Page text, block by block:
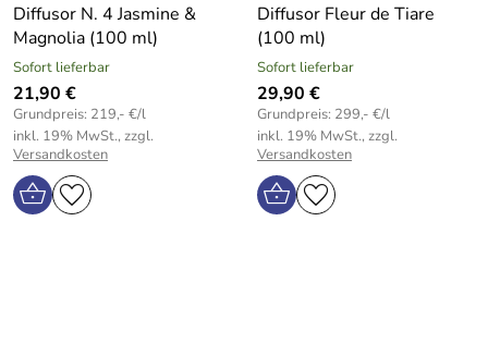
Diffusor N. 4 Jasmine &
Magnolia (100 ml)
Sofort lieferbar
21,90 €
Grundpreis: 219,- €/l
inkl. 19% MwSt., zzgl.
Versandkosten
Diffusor Fleur de Tiare
(100 ml)
Sofort lieferbar
29,90 €
Grundpreis: 299,- €/l
inkl. 19% MwSt., zzgl.
Versandkosten